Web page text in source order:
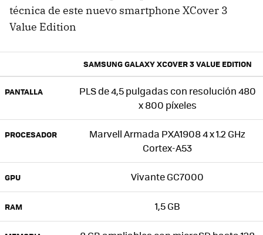
técnica de este nuevo smartphone XCover 3
Value Edition
SAMSUNG GALAXY XCOVER 3 VALUE EDITION
PANTALLA
PLS de 4,5 pulgadas con resolución 480
x 800 píxeles
PROCESADOR
Marvell Armada PXA1908 4 x 1.2 GHz
Cortex-A53
GPU Vivante GC7000
RAM 1,5 GB